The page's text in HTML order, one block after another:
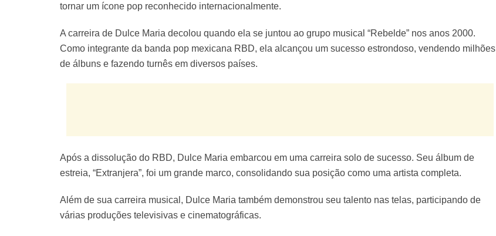
tornar um ícone pop reconhecido internacionalmente.
A carreira de Dulce Maria decolou quando ela se juntou ao grupo musical “Rebelde” nos anos 2000.
Como integrante da banda pop mexicana RBD, ela alcançou um sucesso estrondoso, vendendo milhões
de álbuns e fazendo turnês em diversos países.
Após a dissolução do RBD, Dulce Maria embarcou em uma carreira solo de sucesso. Seu álbum de
estreia, “Extranjera”, foi um grande marco, consolidando sua posição como uma artista completa.
Além de sua carreira musical, Dulce Maria também demonstrou seu talento nas telas, participando de
várias produções televisivas e cinematográficas.